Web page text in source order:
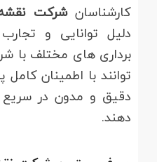
کارشناسانشرکت
دلیل توانایی و
برداری های مختلف با
توانند با اطمینان کامل
دقیق و مدون در سریع
دهند.